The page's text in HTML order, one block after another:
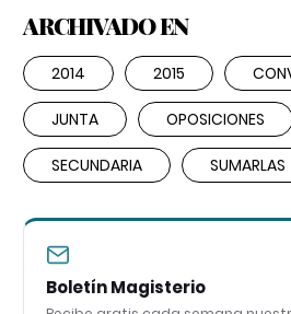
ARCHIVADO EN
2014 2015
JUNTA OPOSICIONES
SECUNDARIA SUMARLAS
Boletín Magisterio